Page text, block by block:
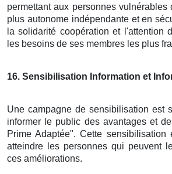
permettant aux personnes
plus autonome indépendante et en
la solidarité coopération et l'attention
les besoins de ses membres les plus
16. Sensibilisation Information et
Une campagne de sensibilisation est
informer le public des avantages et
Prime Adaptée". Cette sensibilisation
atteindre les personnes qui peuvent
ces améliorations.